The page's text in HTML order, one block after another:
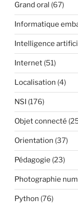
Grand oral (67)
Informatique
Intelligence
Internet (51)
Localisation (4)
NSI (176)
Objet connecté
Orientation (37)
Pédagogie (23)
Photographie
Python (76)